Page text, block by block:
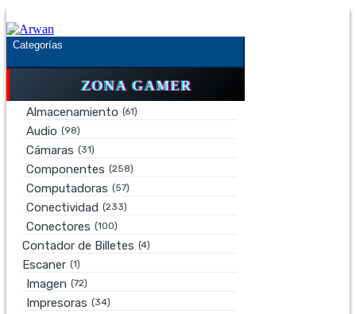
Saltar
a
la
navegación
Saltar
al
contenido
Categorías
ZONA GAMER
Almacenamiento (61)
Audio (98)
Cámaras (31)
Componentes (258)
Computadoras (57)
Conectividad (233)
Conectores (100)
Contador de Billetes (4)
Escaner (1)
Imagen (72)
Impresoras (34)